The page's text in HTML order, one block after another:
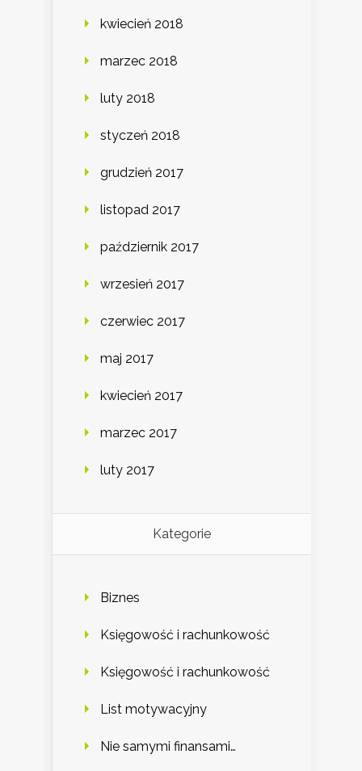
kwiecień 2018
marzec 2018
luty 2018
styczeń 2018
grudzień 2017
listopad 2017
październik 2017
wrzesień 2017
czerwiec 2017
maj 2017
kwiecień 2017
marzec 2017
luty 2017
Kategorie
Biznes
Księgowość i rachunkowość
Księgowość i rachunkowość
List motywacyjny
Nie samymi finansami…